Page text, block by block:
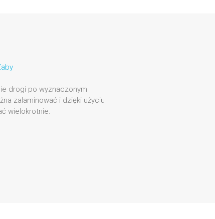
drogi po wyznaczonym
zalaminować i dzięki użyciu
wielokrotnie.